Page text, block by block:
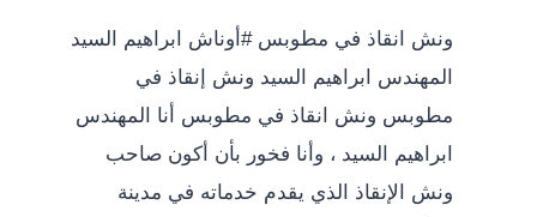
ونش انقاذ في مطوبس #أوناش ابراهيم السيد
المهندس ابراهيم السيد ونش إنقاذ في
مطوبس ونش انقاذ في مطوبس أنا المهندس
ابراهيم السيد ، وأنا فخور بأن أكون صاحب
ونش الإنقاذ الذي يقدم خدماته في مدينة